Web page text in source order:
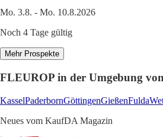
Mo. 3.8. - Mo. 10.8.2026
Noch 4 Tage gültig
Mehr Prospekte
FLEUROP in der Umgebung
KasselPaderbornGöttingenGießenFulda
Neues vom KaufDA Magazin